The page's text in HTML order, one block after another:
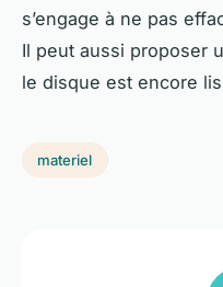
s’engage à ne pas
Il peut aussi proposer
le disque est encore
materiel